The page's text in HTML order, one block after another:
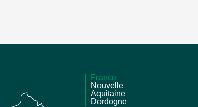
France
Nouvelle
Aquitaine
Dordogne